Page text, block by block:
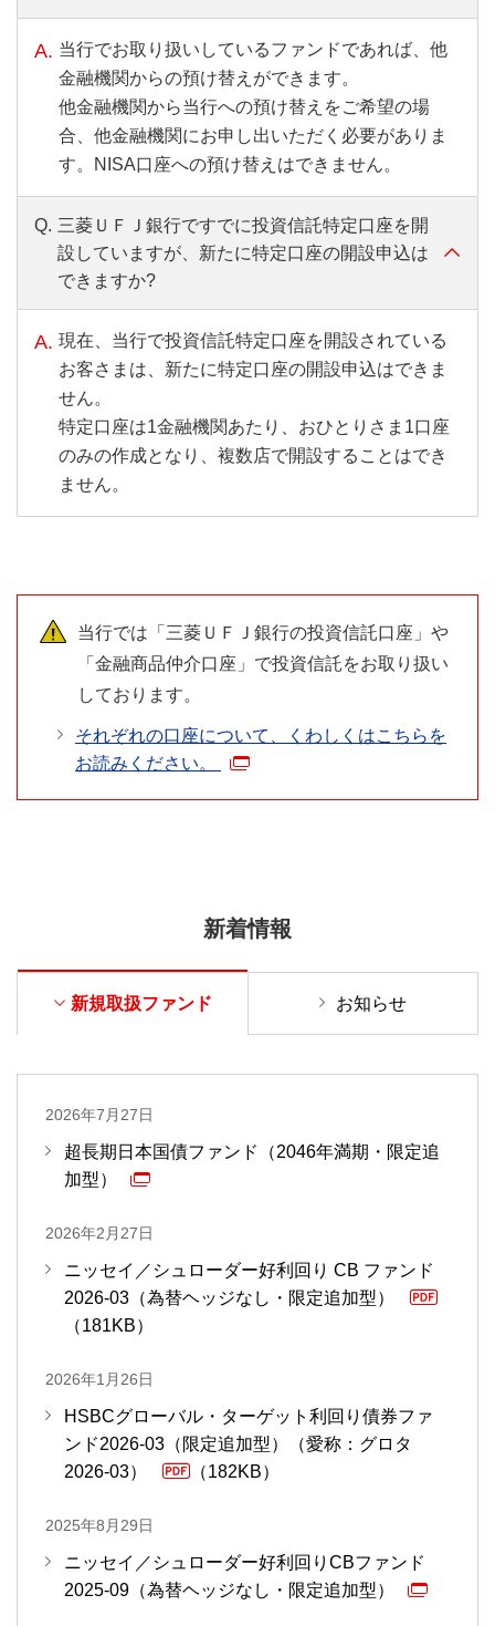
A. 当行でお取り扱いしているファンドであれば、他
金融機関からの預け替えができます。
他金融機関から当行への預け替えをご希望の場
合、他金融機関にお申し出いただく必要がありま
す。NISA口座への預け替えはできません。
Q. 三菱ＵＦＪ銀行ですでに投資信託特定口座を開
設していますが、新たに特定口座の開設申込は
できますか?
A. 現在、当行で投資信託特定口座を開設されている
お客さまは、新たに特定口座の開設申込はできま
せん。
特定口座は1金融機関あたり、おひとりさま1口座
のみの作成となり、複数店で開設することはでき
ません。
当行では「三菱ＵＦＪ銀行の投資信託口座」や
「金融商品仲介口座」で投資信託をお取り扱い
しております。
それぞれの口座について、くわしくはこちらを
お読みください。
新着情報
新規取扱ファンド お知らせ
2026年7月27日
超長期日本国債ファンド（2046年満期・限定追
加型）
2026年2月27日
ニッセイ／シュローダー好利回り CB ファンド
2026-03（為替ヘッジなし・限定追加型）
（181KB）
2026年1月26日
HSBCグローバル・ターゲット利回り債券ファ
ンド2026-03（限定追加型）（愛称：グロタ
2026-03）
（182KB）
2025年8月29日
ニッセイ／シュローダー好利回りCBファンド
2025-09（為替ヘッジなし・限定追加型）